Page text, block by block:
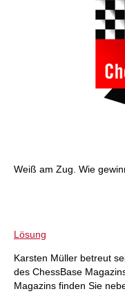
Weiß am Zug. Wie
Lösung
Karsten Müller betreut
des ChessBase
Magazins finden Sie